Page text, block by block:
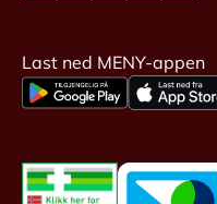
Last ned MENY-appen